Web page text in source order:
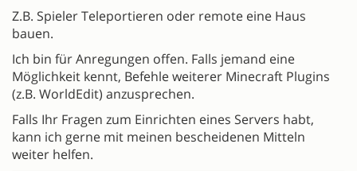
Z.B. Spieler Teleportieren oder remote eine Haus
bauen.
Ich bin für Anregungen offen. Falls jemand eine
Möglichkeit kennt, Befehle weiterer Minecraft Plugins
(z.B. WorldEdit) anzusprechen.
Falls Ihr Fragen zum Einrichten eines Servers habt,
kann ich gerne mit meinen bescheidenen Mitteln
weiter helfen.